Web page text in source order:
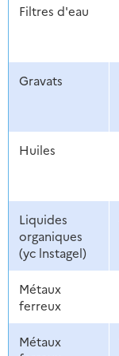
Filtres d'eau
Gravats
Huiles
Liquides
organiques
(yc lnstagel)
Métaux
ferreux
Métaux